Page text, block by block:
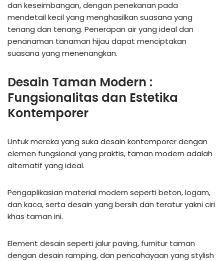
dan keseimbangan, dengan penekanan pada
mendetail kecil yang menghasilkan suasana yang
tenang dan tenang. Penerapan air yang ideal dan
penanaman tanaman hijau dapat menciptakan
suasana yang menenangkan.
Desain Taman Modern :
Fungsionalitas dan Estetika
Kontemporer
Untuk mereka yang suka desain kontemporer dengan
elemen fungsional yang praktis, taman modern adalah
alternatif yang ideal.
Pengaplikasian material modern seperti beton, logam,
dan kaca, serta desain yang bersih dan teratur yakni ciri
khas taman ini.
Element desain seperti jalur paving, furnitur taman
dengan desain ramping, dan pencahayaan yang stylish